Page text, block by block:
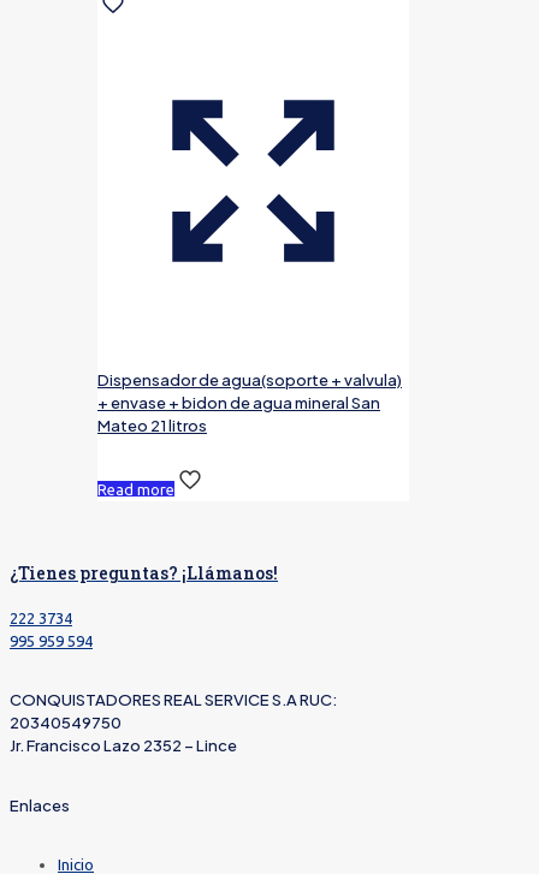
Dispensador de agua(soporte + valvula)
+ envase + bidon de agua mineral San
Mateo 21 litros
Read more
¿Tienes preguntas? ¡Llámanos!
222 3734
995 959 594
CONQUISTADORES REAL SERVICE S.A RUC:
20340549750
Jr. Francisco Lazo 2352 – Lince
Enlaces
Inicio